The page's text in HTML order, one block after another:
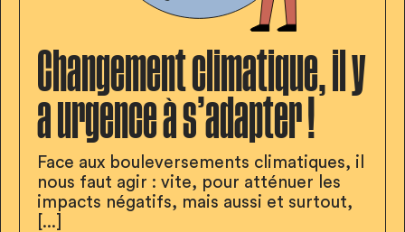
Changement climatique, il y
a urgence à s’adapter !
Face aux bouleversements climatiques, il
nous faut agir : vite, pour atténuer les
impacts négatifs, mais aussi et surtout,
[...]